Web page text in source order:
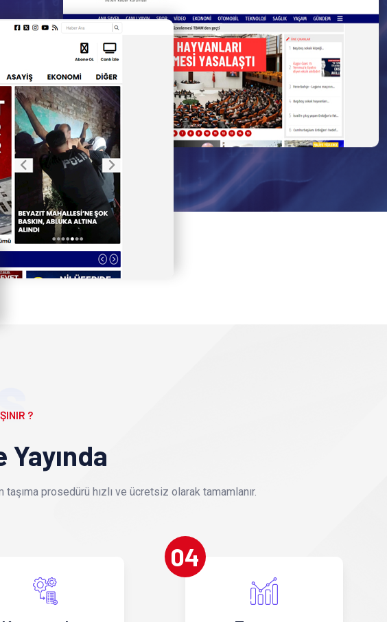
?
prosedürü hızlı ve ücretsiz olarak tamamlanır.
04